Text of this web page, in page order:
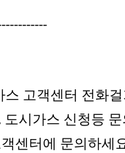
고객센터 전화
시가스 신청등
센터에 문의하세